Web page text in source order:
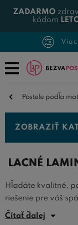
ZADARMO
kódom
Postele podľa
ZOBRAZIŤ
LACNÉ
Hľadáte kvalitné,
riešenie pre váš
160x200
Čítať ďalej